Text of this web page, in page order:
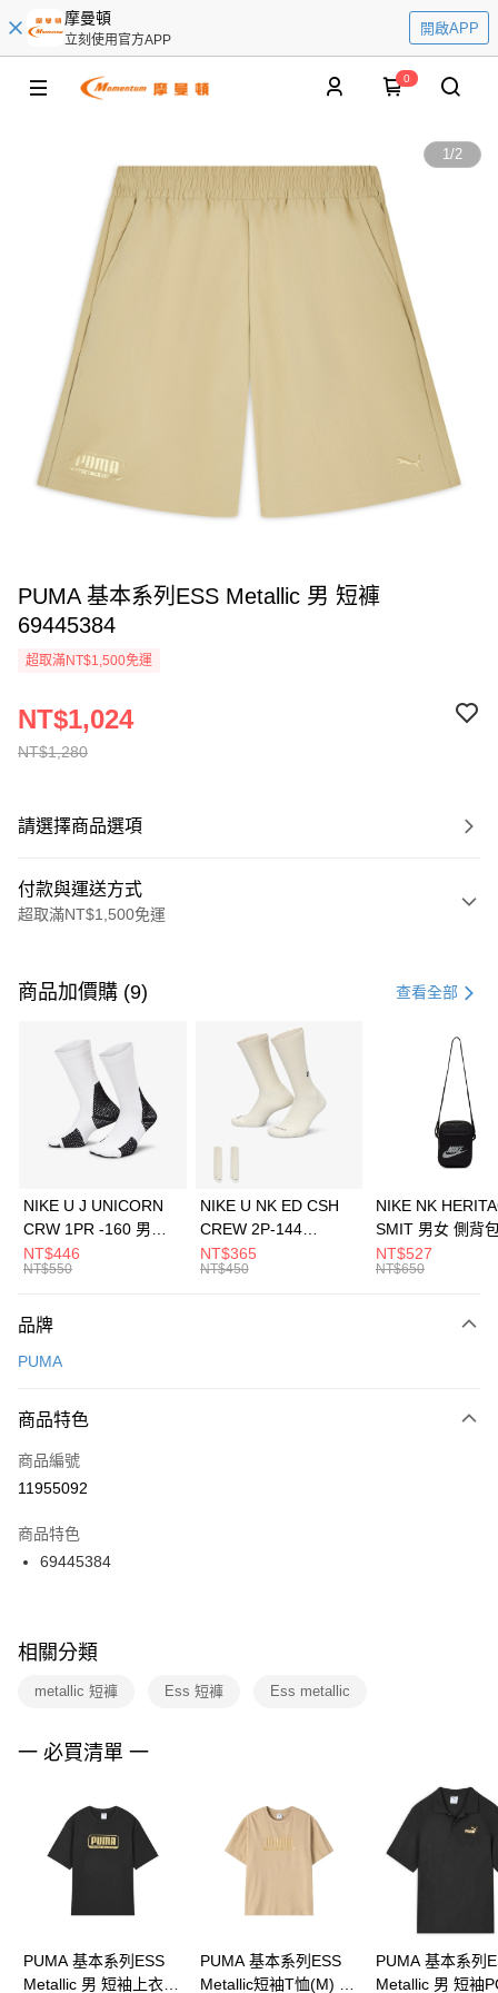
摩曼頓
立刻使用官方APP
開啟APP
0
1/2
PUMA 基本系列ESS Metallic 男 短褲
69445384
超取滿NT$1,500免運
NT$1,280
NT$1,024
請選擇商品選項
付款與運送方式
超取滿NT$1,500免運
信用卡一次付款
3 期 0 利率 每期 21家銀行
合作金庫商業銀行
第一商業銀行
華南商業銀行
彰化商業銀行
上海商業儲蓄銀行
元大商業銀行
台灣樂天信用卡公司
Apple Pay
全盈+PAY
AFTEE先享後付
【關於「AFTEE先享後付」】
便利好安心！
３．安心：先確認商品／服務後，再付款。
【「AFTEE先享後付」結帳流程】
１．於結帳方式選擇「AFTEE先享後付」後，將跳轉至「AFTEE先享後付」
２．訂單成立數日內，您將收到繳費通知簡訊。
３．收到繳費通知簡訊後14天內，點擊此簡訊中的連結，可透過四大超商／
ATM／網路銀行／等多元方式進行付款，方視為交易完成。
※ 交易是否成功請以「AFTEE先享後付 」之結帳頁面顯示為準，若有關於
是否繳費成功／繳費後需取消欲退款等相關疑問，請聯繫「AFTEE先享後付
客戶支援中心」
https://netprotections.freshdesk.com/support/home
１．透過由恩沛科技股份有限公司提供之「AFTEE先享後付」服務完成之交
易，需依本服務之必要範圍內提供個人資料，並將交易相關給付款項請求債
２．關於個人資料處理事宜，請瀏覽以下網址：
https://aftee.tw/terms/#terms3
３．未成年的使用者請事先徵得法定代理人或監護人之同意方可使用
「AFTEE先享後付」，若未經同意申辦者引起之損失，本公司不負相關責
４．使用「AFTEE先享後付」時，將依據個別帳號之用戶狀況，依本公司即
５．嚴禁一人註冊多個帳號或使用他人資訊註冊。若發現惡意使用之情形，
恩沛科技股份有限公司將有權停止該用戶之使用額度並採取法律行動。
運送方式
每筆NT$100，滿NT$1,500(含以上)免運費
宅配
每筆NT$100，滿NT$1,500(含以上)免運費
付款後門市自取
每筆NT$100，滿NT$1,500(含以上)免運費
商品加價購 (9) 查看全部
NIKE U J UNICORN
CRW 1PR -160 男女
中統襪 FZ3393100
NT$446
NT$550
NIKE U NK ED CSH
CREW 2P-144
EMBRDY 男女 短統襪
FZ3073133
NT$365
NT$450
NIKE NK
SMIT 男女 側背
BA5871010
NT$527
NT$650
品牌
PUMA
商品特色
商品編號
11955092
商品特色
69445384
相關分類
metallic 短褲 Ess 短褲 Ess metallic
一 必買清單 一
PUMA 基本系列ESS
Metallic 男 短袖上衣
PUMA 基本系列ESS
Metallic短袖T恤(M) 男
PUMA 基本系列
Metallic 男 短袖